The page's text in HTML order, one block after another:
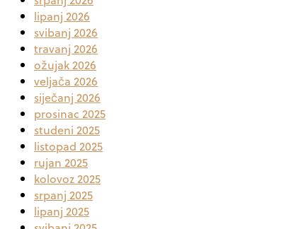
lipanj 2026
svibanj 2026
travanj 2026
ožujak 2026
veljača 2026
siječanj 2026
prosinac 2025
studeni 2025
listopad 2025
rujan 2025
kolovoz 2025
srpanj 2025
lipanj 2025